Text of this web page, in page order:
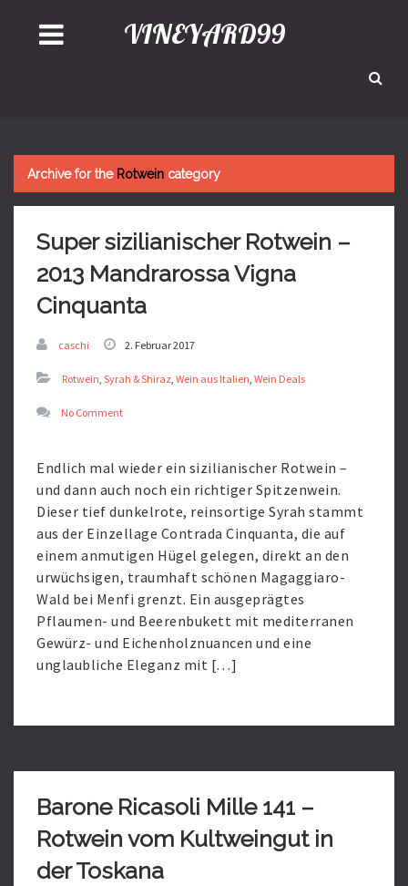
VINEYARD99
Archive for the Rotwein category
Super sizilianischer Rotwein –
2013 Mandrarossa Vigna
Cinquanta
caschi 2. Februar 2017
Rotwein, Syrah & Shiraz, Wein aus Italien, Wein Deals
No Comment
Endlich mal wieder ein sizilianischer Rotwein –
und dann auch noch ein richtiger Spitzenwein.
Dieser tief dunkelrote, reinsortige Syrah stammt
aus der Einzellage Contrada Cinquanta, die auf
einem anmutigen Hügel gelegen, direkt an den
urwüchsigen, traumhaft schönen Magaggiaro-
Wald bei Menfi grenzt. Ein ausgeprägtes
Pflaumen- und Beerenbukett mit mediterranen
Gewürz- und Eichenholznuancen und eine
unglaubliche Eleganz mit […]
Barone Ricasoli Mille 141 –
Rotwein vom Kultweingut in
der Toskana